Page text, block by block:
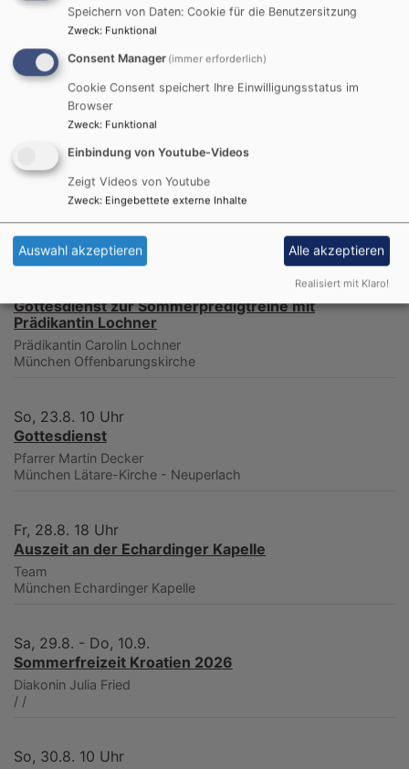
Mo, 10.8. 20 Uhr
Orgelkonzert mit Benedikt Flurl
Mi, 12.8. 9-10 Uhr
Qi Gong am Morgen
Mi, 12.8. 17-18 Uhr
Qi Gong am Nachmittag
Gottesdienst zur Sommerpredigtreihe mit
Prädikantin Lochner
Prädikantin Carolin Lochner
München Offenbarungskirche
So, 23.8. 10 Uhr
Gottesdienst
Pfarrer Martin Decker
München Lätare-Kirche - Neuperlach
Fr, 28.8. 18 Uhr
Auszeit an der Echardinger Kapelle
Team
München Echardinger Kapelle
Sa, 29.8. - Do, 10.9.
Sommerfreizeit Kroatien 2026
Diakonin Julia Fried
/ /
So, 30.8. 10 Uhr
Speichern von Daten: Cookie für die Benutzersitzung
Zweck: Funktional
Consent Manager (immer erforderlich)
Cookie Consent speichert Ihre Einwilligungsstatus im
Browser
Zweck: Funktional
Einbindung von Youtube-Videos
Zeigt Videos von Youtube
Zweck: Eingebettete externe Inhalte
Auswahl akzeptieren Alle akzeptieren
Realisiert mit Klaro!